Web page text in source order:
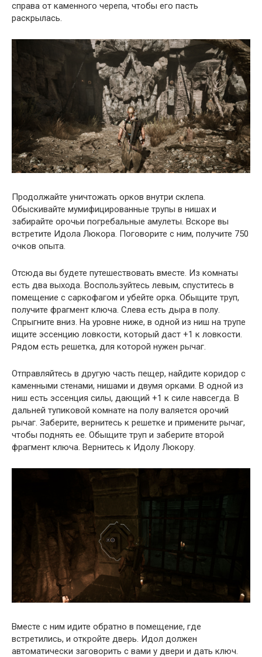
справа от каменного черепа, чтобы его пасть
раскрылась.
Продолжайте уничтожать орков внутри склепа.
Обыскивайте мумифицированные трупы в нишах и
забирайте орочьи погребальные амулеты. Вскоре вы
встретите Идола Люкора. Поговорите с ним, получите 750
очков опыта.
Отсюда вы будете путешествовать вместе. Из комнаты
есть два выхода. Воспользуйтесь левым, спуститесь в
помещение с саркофагом и убейте орка. Обыщите труп,
получите фрагмент ключа. Слева есть дыра в полу.
Спрыгните вниз. На уровне ниже, в одной из ниш на трупе
ищите эссенцию ловкости, который даст +1 к ловкости.
Рядом есть решетка, для которой нужен рычаг.
Отправляйтесь в другую часть пещер, найдите коридор с
каменными стенами, нишами и двумя орками. В одной из
ниш есть эссенция силы, дающий +1 к силе навсегда. В
дальней тупиковой комнате на полу валяется орочий
рычаг. Заберите, вернитесь к решетке и примените рычаг,
чтобы поднять ее. Обыщите труп и заберите второй
фрагмент ключа. Вернитесь к Идолу Люкору.
Вместе с ним идите обратно в помещение, где
встретились, и откройте дверь. Идол должен
автоматически заговорить с вами у двери и дать ключ.